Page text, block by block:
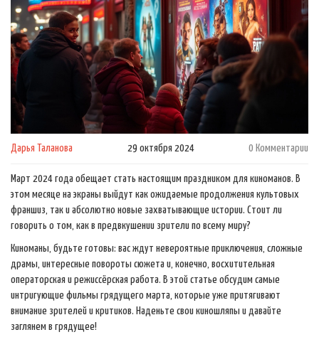
Дарья Таланова 29 октября 2024 0 Комментарии
Март 2024 года обещает стать настоящим праздником для киноманов. В
этом месяце на экраны выйдут как ожидаемые продолжения культовых
франшиз, так и абсолютно новые захватывающие истории. Стоит ли
говорить о том, как в предвкушении зрители по всему миру?
Киноманы, будьте готовы: вас ждут невероятные приключения, сложные
драмы, интересные повороты сюжета и, конечно, восхитительная
операторская и режиссёрская работа. В этой статье обсудим самые
интригующие фильмы грядущего марта, которые уже притягивают
внимание зрителей и критиков. Наденьте свои киношляпы и давайте
заглянем в грядущее!